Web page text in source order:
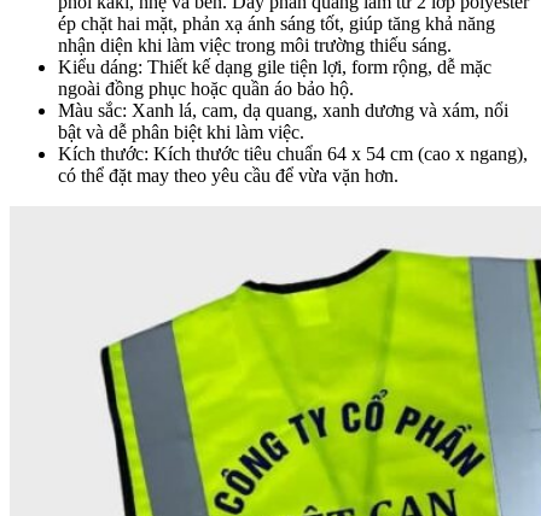
ép chặt hai mặt, phản xạ ánh sáng tốt, giúp tăng khả năng
nhận diện khi làm việc trong môi trường thiếu sáng.
Kiểu dáng: Thiết kế dạng gile tiện lợi, form rộng, dễ mặc
ngoài đồng phục hoặc quần áo bảo hộ.
Màu sắc: Xanh lá, cam, dạ quang, xanh dương và xám, nổi
bật và dễ phân biệt khi làm việc.
Kích thước: Kích thước tiêu chuẩn 64 x 54 cm (cao x ngang),
có thể đặt may theo yêu cầu để vừa vặn hơn.